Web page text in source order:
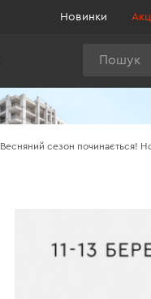
Новинки
Весняний сезон починається!